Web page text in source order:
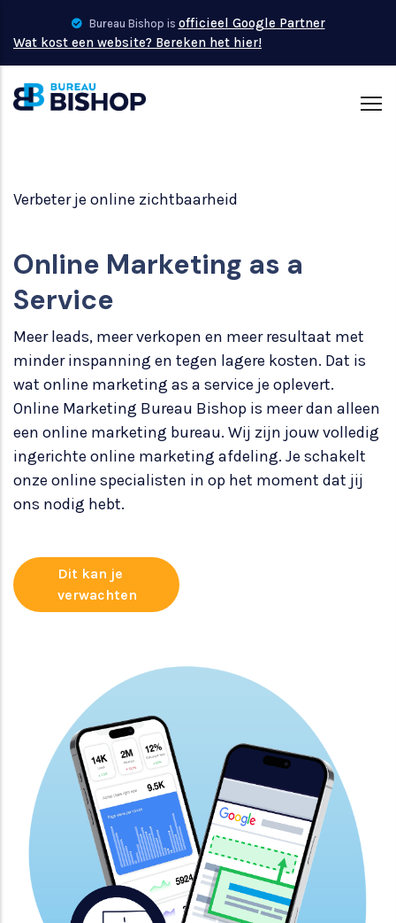
en
naar
de
Bureau Bishop is officieel Google Partner
Wat kost een website? Bereken het hier!
Verbeter je online zichtbaarheid
Online Marketing as a
Service
Meer leads, meer verkopen en meer resultaat met
minder inspanning en tegen lagere kosten. Dat is
wat online marketing as a service je oplevert.
Online Marketing Bureau Bishop is meer dan alleen
een online marketing bureau. Wij zijn jouw volledig
ingerichte online marketing afdeling. Je schakelt
onze online specialisten in op het moment dat jij
ons nodig hebt.
Dit kan je
verwachten